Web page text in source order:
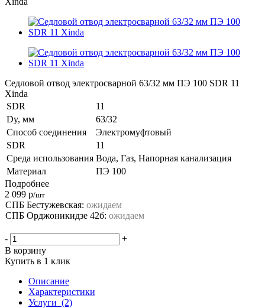
Седловой отвод электросварной 63/32 мм ПЭ 100 SDR 11
Xinda
SDR
11
Dy, мм
63/32
Способ соединения
Электромуфтовый
SDR
11
Среда использования Вода, Газ, Напорная канализация
Материал
ПЭ 100
Подробнее
2 099 р/шт
СПБ Бестужевская: ожидаем
СПБ Орджоникидзе 42б: ожидаем
-
+
В корзину
Купить в 1 клик
Описание
Характеристики
Услуги (2)